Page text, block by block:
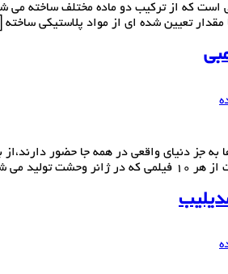
که از ترکیب دو ماده مختلف ساخته می
مقدار تعیین شده ای از مواد پلاستیکی
به جز دنیای واقعی در همه جا حضور
می شود،دو […]